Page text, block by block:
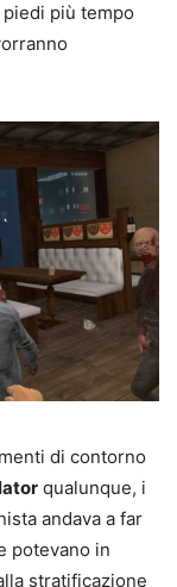
più tempo
di contorno
qualunque, i
andava a far
potevano in
stratificazione